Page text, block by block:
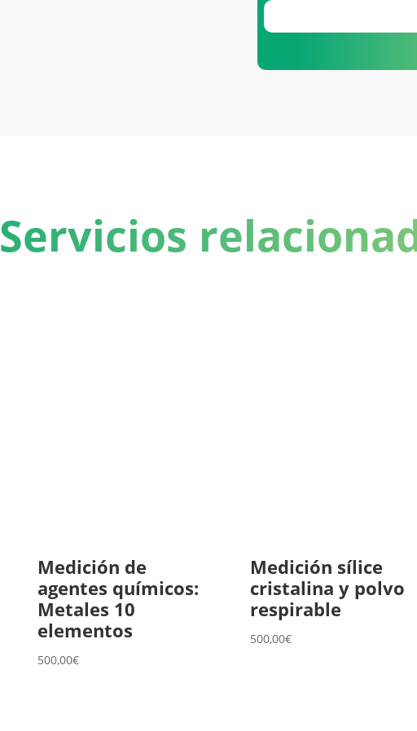
Servicios
Medición de
agentes químicos:
Metales 10
elementos
500,00€
Medición sílice
cristalina y polvo
respirable
500,00€